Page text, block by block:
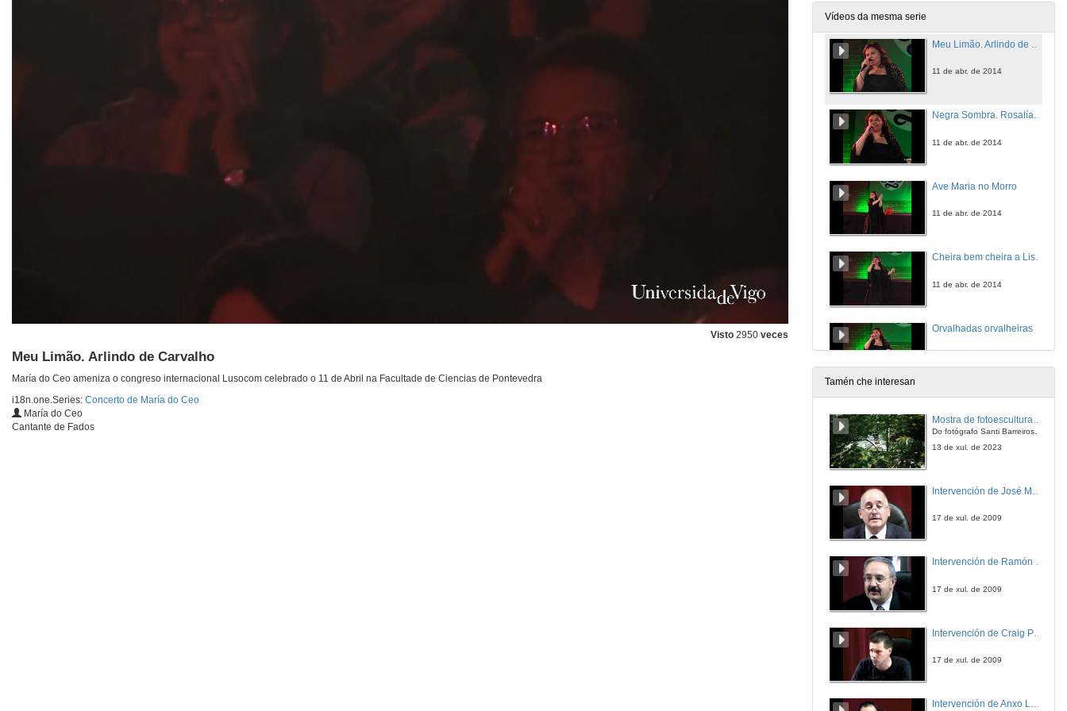
Visto 2950 veces
Meu Limão. Arlindo de Carvalho
María do Ceo ameniza o congreso internacional Lusocom celebrado o 11 de Abril na Facultade de Ciencias de Pontevedra
i18n.one.Series: Concerto de María do Ceo
María do Ceo
Cantante de Fados
Vídeos da mesma serie
11 de abr. de 2014
Negra Sombra. Rosalía de Castro
11 de abr. de 2014
Ave Maria no Morro
11 de abr. de 2014
Cheira bem cheira a Lisboa
11 de abr. de 2014
Orvalhadas orvalheiras
Laurindinha
11 de abr. de 2014
Tamén che interesan
Mostra de fotoesculturas Overtraz
Do fotógrafo Santi Barreiros e o escultor Nito Contreras.
13 de xul. de 2023
17 de xul. de 2009
Intervención de Ramón Villlares
17 de xul. de 2009
17 de xul. de 2009
Intervención de Anxo Lorenzo